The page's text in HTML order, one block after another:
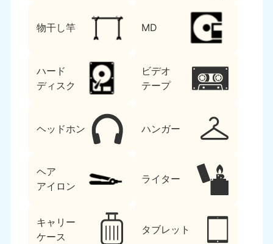
物干し竿 MD
ハード
ディスク
ビデオ
テープ
ヘッドホン ハンガー
ヘア
アイロン
ライター
キャリー
ケース
タブレット